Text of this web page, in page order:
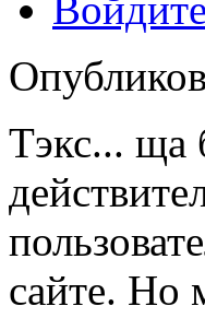
Тэкс... ща
сайте. Но